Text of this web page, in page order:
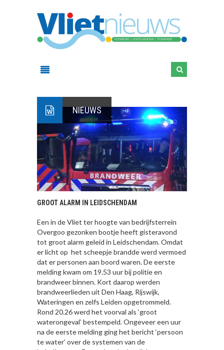
NIEUWS
GROOT ALARM IN LEIDSCHENDAM
Een in de Vliet ter hoogte van bedrijfsterrein
Overgoo gezonken bootje heeft gisteravond
tot groot alarm geleid in Leidschendam. Omdat
er licht op het scheepje brandde werd vermoed
dat er personen aan boord waren. De eerste
melding kwam om 19.53 uur bij politie en
brandweer binnen. Kort daarop werden
brandweerlieden uit Den Haag, Rijswijk,
Wateringen en zelfs Leiden opgetrommeld.
Rond 20.26 werd het voorval als ‘groot
waterongeval’ bestempeld. Ongeveer een uur
na de eerste melding ging het bericht ‘persoon
te water’ over de systemen van de